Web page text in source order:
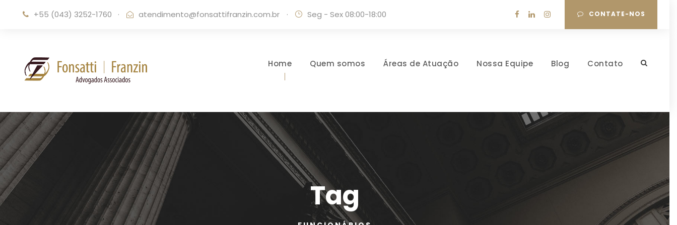
+55 (043) 3252-1760 · atendimento@fonsattifranzin.com.br · Seg - Sex 08:00-18:00 CONTATE-NOS
Home Quem somos Áreas de Atuação Nossa Equipe Blog Contato
Tag